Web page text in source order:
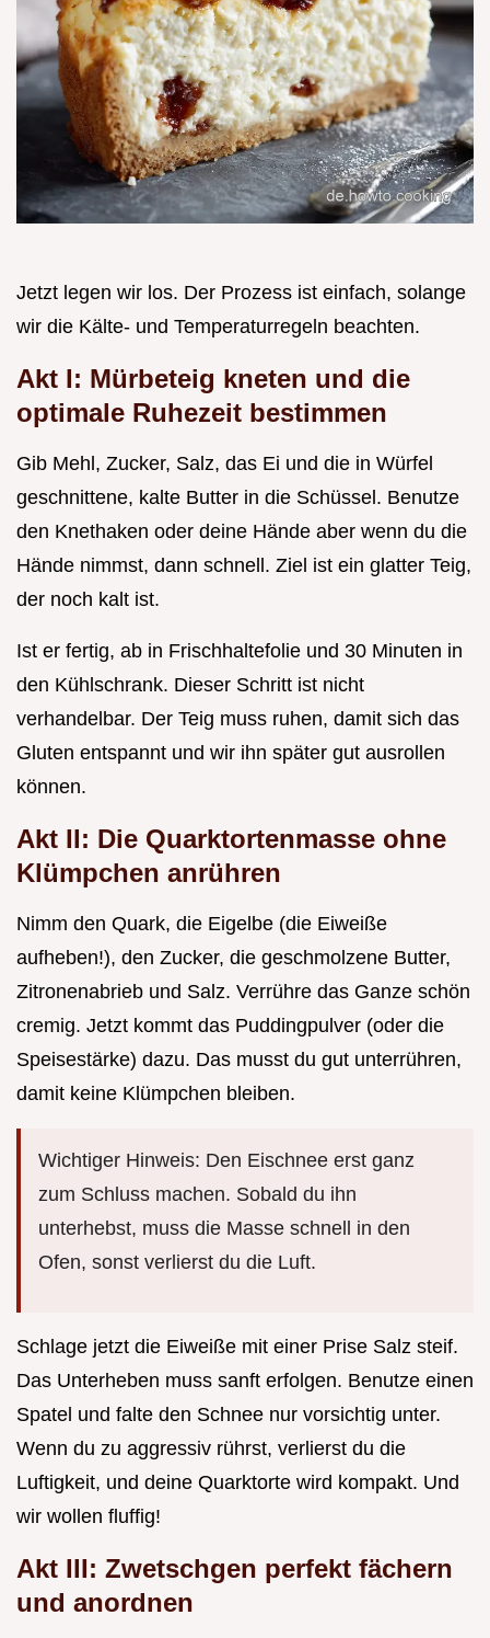
Jetzt legen wir los. Der Prozess ist einfach, solange
wir die Kälte- und Temperaturregeln beachten.
Akt I: Mürbeteig kneten und die
optimale Ruhezeit bestimmen
Gib Mehl, Zucker, Salz, das Ei und die in Würfel
geschnittene, kalte Butter in die Schüssel. Benutze
den Knethaken oder deine Hände aber wenn du die
Hände nimmst, dann schnell. Ziel ist ein glatter Teig,
der noch kalt ist.
Ist er fertig, ab in Frischhaltefolie und 30 Minuten in
den Kühlschrank. Dieser Schritt ist nicht
verhandelbar. Der Teig muss ruhen, damit sich das
Gluten entspannt und wir ihn später gut ausrollen
können.
Akt II: Die Quarktortenmasse ohne
Klümpchen anrühren
Nimm den Quark, die Eigelbe (die Eiweiße
aufheben!), den Zucker, die geschmolzene Butter,
Zitronenabrieb und Salz. Verrühre das Ganze schön
cremig. Jetzt kommt das Puddingpulver (oder die
Speisestärke) dazu. Das musst du gut unterrühren,
damit keine Klümpchen bleiben.
Wichtiger Hinweis: Den Eischnee erst ganz
zum Schluss machen. Sobald du ihn
unterhebst, muss die Masse schnell in den
Ofen, sonst verlierst du die Luft.
Schlage jetzt die Eiweiße mit einer Prise Salz steif.
Das Unterheben muss sanft erfolgen. Benutze einen
Spatel und falte den Schnee nur vorsichtig unter.
Wenn du zu aggressiv rührst, verlierst du die
Luftigkeit, und deine Quarktorte wird kompakt. Und
wir wollen fluffig!
Akt III: Zwetschgen perfekt fächern
und anordnen